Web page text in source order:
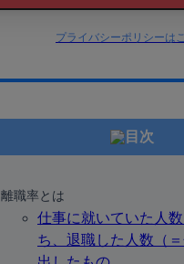
プライバシーポリシーは
目次
離職率とは
仕事に就いていた人
ち、退職した人数（